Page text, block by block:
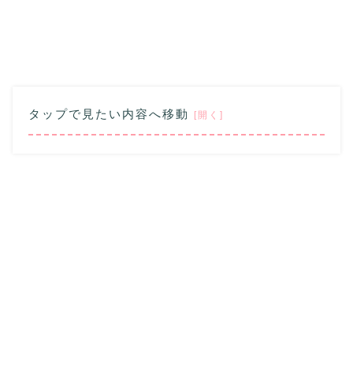
タップで見たい内容へ移動